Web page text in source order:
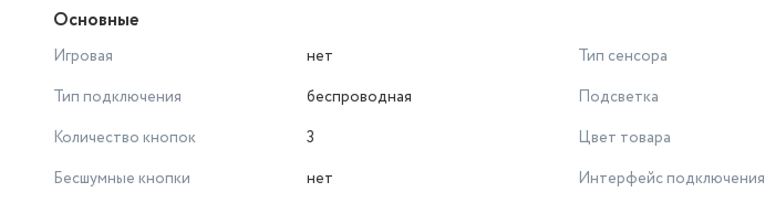
Основные
Игровая
нет
Тип подключения
беспроводная
Количество кнопок
3
Бесшумные кнопки
нет
Тип сенсора
Подсветка
Цвет товара
Интерфейс подключения